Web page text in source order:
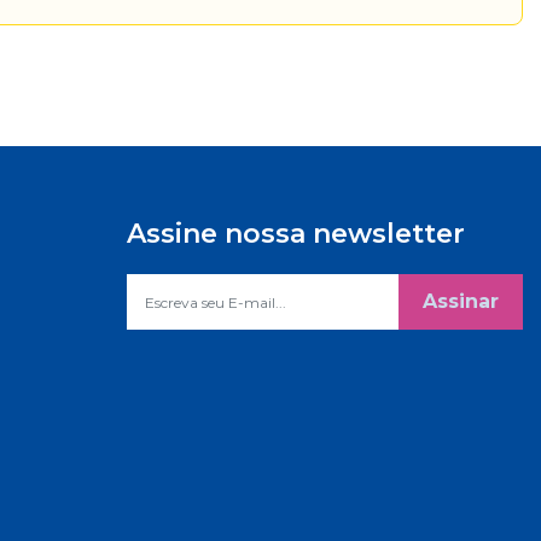
Assine nossa newsletter
Assinar